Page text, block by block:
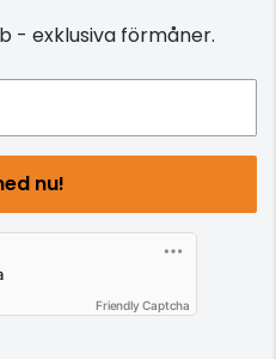
- exklusiva förmåner.
nu!
Friendly Captcha